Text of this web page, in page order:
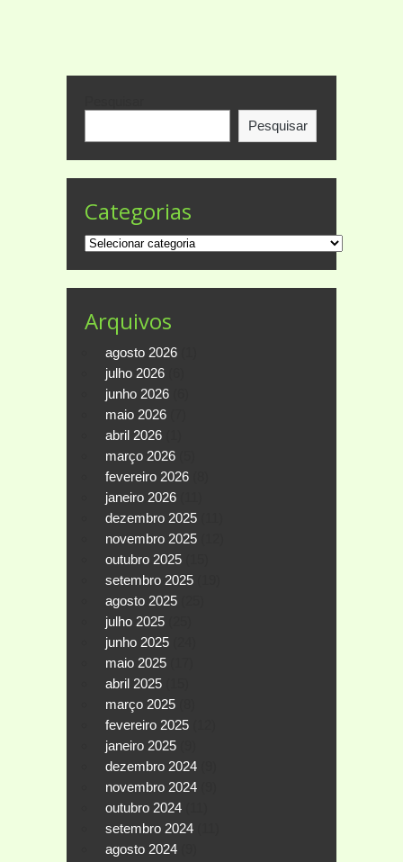
Pesquisar
Categorias
Categorias
Arquivos
agosto 2026
julho 2026
junho 2026
maio 2026
abril 2026
março 2026
fevereiro 2026
janeiro 2026
dezembro 2025
novembro 2025
outubro 2025
setembro 2025
agosto 2025
julho 2025
junho 2025
maio 2025
abril 2025
março 2025
fevereiro 2025
janeiro 2025
dezembro 2024
novembro 2024
outubro 2024
setembro 2024
agosto 2024